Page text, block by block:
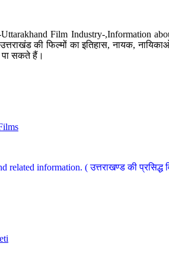
Film Industry-,Information
की फिल्मों का इतिहास, नायक,
पा सकते हैं।
information. ( उत्तराखण्ड की प्रसिद्ध